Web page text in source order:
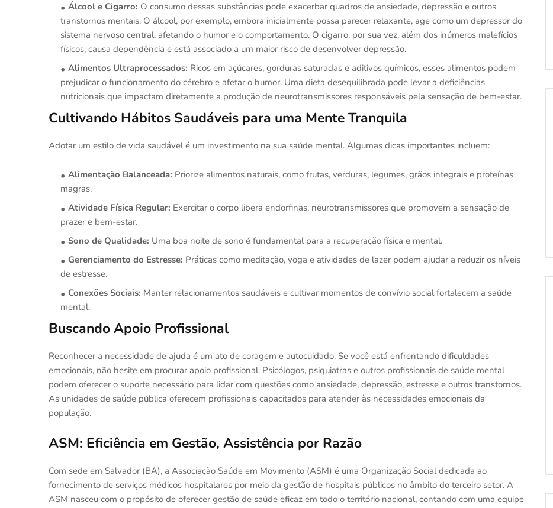
Álcool e Cigarro: O consumo dessas substâncias pode exacerbar quadros de ansiedade, depressão e outros
transtornos mentais. O álcool, por exemplo, embora inicialmente possa parecer relaxante, age como um depressor do
sistema nervoso central, afetando o humor e o comportamento. O cigarro, por sua vez, além dos inúmeros malefícios
físicos, causa dependência e está associado a um maior risco de desenvolver depressão.
Alimentos Ultraprocessados: Ricos em açúcares, gorduras saturadas e aditivos químicos, esses alimentos podem
prejudicar o funcionamento do cérebro e afetar o humor. Uma dieta desequilibrada pode levar a deficiências
nutricionais que impactam diretamente a produção de neurotransmissores responsáveis pela sensação de bem-estar.
Cultivando Hábitos Saudáveis para uma Mente Tranquila
Adotar um estilo de vida saudável é um investimento na sua saúde mental. Algumas dicas importantes incluem:
Alimentação Balanceada: Priorize alimentos naturais, como frutas, verduras, legumes, grãos integrais e proteínas
magras.
Atividade Física Regular: Exercitar o corpo libera endorfinas, neurotransmissores que promovem a sensação de
prazer e bem-estar.
Sono de Qualidade: Uma boa noite de sono é fundamental para a recuperação física e mental.
Gerenciamento do Estresse: Práticas como meditação, yoga e atividades de lazer podem ajudar a reduzir os níveis
de estresse.
Conexões Sociais: Manter relacionamentos saudáveis e cultivar momentos de convívio social fortalecem a saúde
mental.
Buscando Apoio Profissional
Reconhecer a necessidade de ajuda é um ato de coragem e autocuidado. Se você está enfrentando dificuldades
emocionais, não hesite em procurar apoio profissional. Psicólogos, psiquiatras e outros profissionais de saúde mental
podem oferecer o suporte necessário para lidar com questões como ansiedade, depressão, estresse e outros transtornos.
As unidades de saúde pública oferecem profissionais capacitados para atender às necessidades emocionais da
população.
ASM: Eficiência em Gestão, Assistência por Razão
Com sede em Salvador (BA), a Associação Saúde em Movimento (ASM) é uma Organização Social dedicada ao
fornecimento de serviços médicos hospitalares por meio da gestão de hospitais públicos no âmbito do terceiro setor. A
ASM nasceu com o propósito de oferecer gestão de saúde eficaz em todo o território nacional, contando com uma equipe